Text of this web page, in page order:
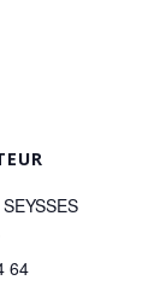
64